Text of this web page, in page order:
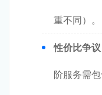
重不同）。
性价比争议
阶服务需